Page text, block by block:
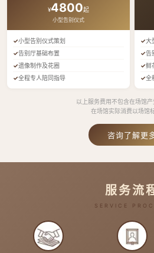
¥4800起
小型告别仪式
小型告别仪式策划
告别厅基础布置
遗像制作及花圈
全程专人陪同指导
大
告
鲜
全
以上服务费用不包含在场馆
在场馆实际消费以场馆
咨询了解更
服务流
SERVICE